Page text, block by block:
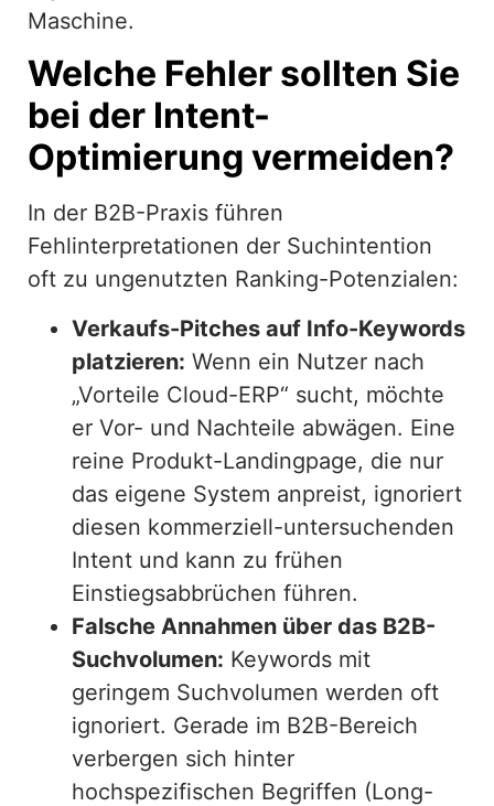
Maschine.
Welche Fehler sollten Sie
bei der Intent-
Optimierung vermeiden?
In der B2B-Praxis führen
Fehlinterpretationen der Suchintention
oft zu ungenutzten Ranking-Potenzialen:
Verkaufs-Pitches auf Info-Keywords
platzieren: Wenn ein Nutzer nach
„Vorteile Cloud-ERP“ sucht, möchte
er Vor- und Nachteile abwägen. Eine
reine Produkt-Landingpage, die nur
das eigene System anpreist, ignoriert
diesen kommerziell-untersuchenden
Intent und kann zu frühen
Einstiegsabbrüchen führen.
Falsche Annahmen über das B2B-
Suchvolumen: Keywords mit
geringem Suchvolumen werden oft
ignoriert. Gerade im B2B-Bereich
verbergen sich hinter
hochspezifischen Begriffen (Long-